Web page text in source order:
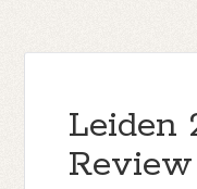
Leiden
Review